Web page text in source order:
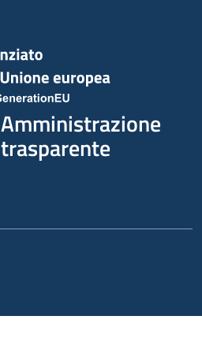
Amministrazione
trasparente